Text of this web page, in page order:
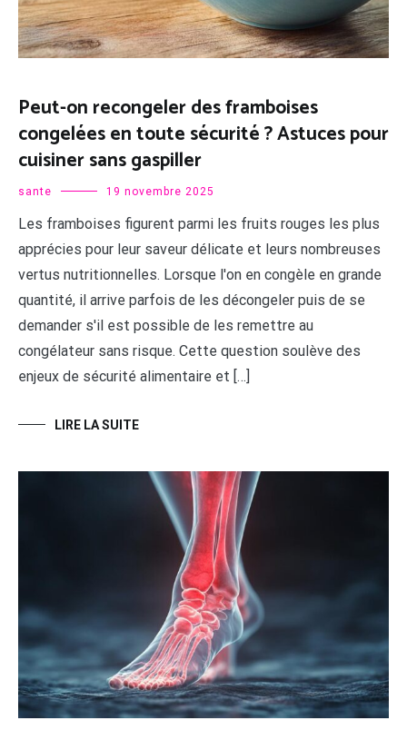
Peut-on recongeler des framboises
congelées en toute sécurité ? Astuces pour
cuisiner sans gaspiller
sante 19 novembre 2025
Les framboises figurent parmi les fruits rouges les plus
apprécies pour leur saveur délicate et leurs nombreuses
vertus nutritionnelles. Lorsque l'on en congèle en grande
quantité, il arrive parfois de les décongeler puis de se
demander s'il est possible de les remettre au
congélateur sans risque. Cette question soulève des
enjeux de sécurité alimentaire et […]
LIRE LA SUITE